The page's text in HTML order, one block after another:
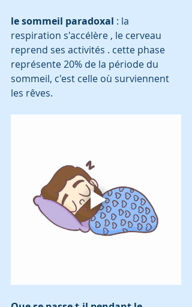
le sommeil paradoxal : la
respiration s'accélère , le cerveau
reprend ses activités . cette phase
représente 20% de la période du
sommeil, c'est celle où surviennent
les rêves.